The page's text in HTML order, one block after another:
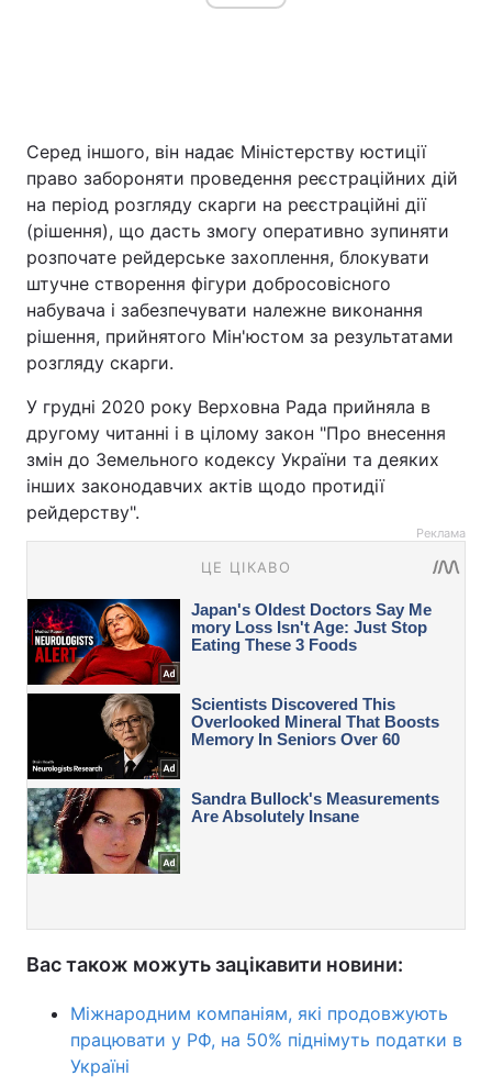
Серед іншого, він надає Міністерству юстиції
право забороняти проведення реєстраційних дій
на період розгляду скарги на реєстраційні дії
(рішення), що дасть змогу оперативно зупиняти
розпочате рейдерське захоплення, блокувати
штучне створення фігури добросовісного
набувача і забезпечувати належне виконання
рішення, прийнятого Мін'юстом за результатами
розгляду скарги.
У грудні 2020 року Верховна Рада прийняла в
другому читанні і в цілому закон "Про внесення
змін до Земельного кодексу України та деяких
інших законодавчих актів щодо протидії
рейдерству".
Реклама
Вас також можуть зацікавити новини:
Міжнародним компаніям, які продовжують
працювати у РФ, на 50% піднімуть податки в
Україні